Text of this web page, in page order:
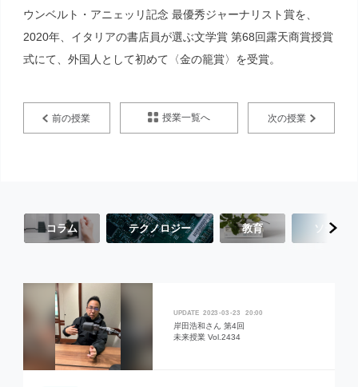
ウンベルト・アニェッリ記念 最優秀ジャーナリスト賞を、
2020年、イタリアの書店員が選ぶ文学賞 第68回露天商賞授賞
式にて、外国人として初めて〈金の籠賞〉を受賞。
前の授業 授業一覧へ 次の授業
コラム テクノロジー 教育 ソーシャ
2023 03 23 20:00
岸田浩和さん 第4回
未来授業 Vol.2434